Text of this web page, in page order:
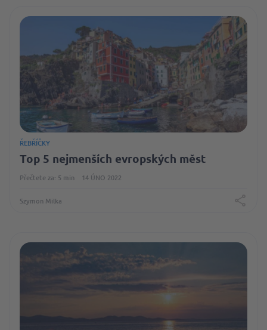
ŘEBŘÍČKY
Top 5 nejmenších evropských měst
Přečtete za: 5 min 14 ÚNO 2022
Szymon Milka